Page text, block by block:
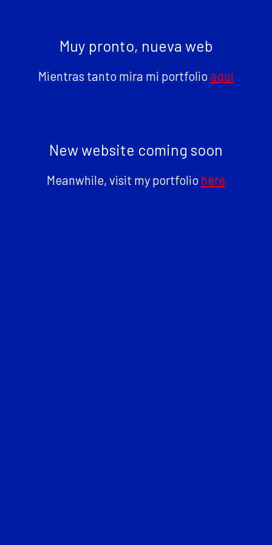
Muy pronto, nueva web
Mientras tanto mira mi portfolioaquí
New website coming soon
Meanwhile, visit my portfolio here